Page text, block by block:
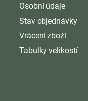
Osobní údaje
Stav objednávky
Vrácení zboží
Tabulky velikostí